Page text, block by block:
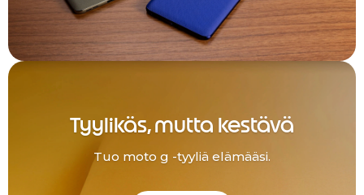
Tyylikäs, mutta kestävä
Tuo moto g -tyyliä elämääsi.